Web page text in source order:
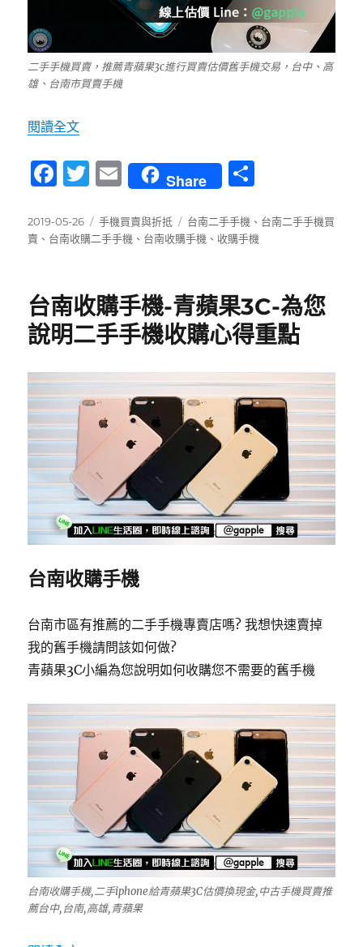
二手手機買賣，推薦青蘋果3c進行買賣估價舊手機交易，台中、高
雄、台南市買賣手機
閱讀全文〈台南收購手機-青蘋果3C-二手手機交易
F
c
e
o
o
k
T
it
te
E
m
ai
l
Share
發
佈
2019-05-26
分
類
手機買賣與折抵
標
籤
台南二手手機 、 台南二手手機買
賣 、 台南收購二手手機 、 台南收購手機 、 收購手機
台南收購手機-青蘋果3C-為您
說明二手手機收購心得重點
台南收購手機
台南市區有推薦的二手手機專賣店嗎? 我想快速賣掉
我的舊手機請問該如何做?
青蘋果3C小編為您說明如何收購您不需要的舊手機
台南收購手機,二手iphone給青蘋果3C估價換現金,中古手機買賣推
薦台中,台南,高雄,青蘋果